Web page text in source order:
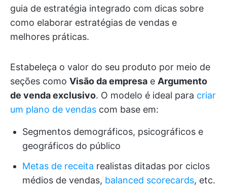
guia de estratégia integrado com dicas sobre
como elaborar estratégias de vendas e
melhores práticas.
Estabeleça o valor do seu produto por meio de
seções como Visão da empresa e Argumento
de venda exclusivo. O modelo é ideal para criar
um plano de vendas com base em:
Segmentos demográficos, psicográficos e
geográficos do público
Metas de receita realistas ditadas por ciclos
médios de vendas, balanced scorecards, etc.